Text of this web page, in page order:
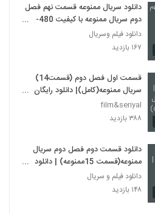
دانلود سریال ممنوعه قسمت نهم فصل
دوم سریال ممنوعه با کیفیت 480-
720-1080
دانلود فیلم وسریال
۱۶۷ بازدید
قسمت اول فصل دوم (قسمت14)
سریال ممنوعه(کامل)| دانلود رایگان
سریال ممنوعه (onlin)
film&seriyal
۳۸۸ بازدید
دانلود قسمت دوم فصل دوم سریال
ممنوعه(قسمت 15ممنوعه) | دانلود
قسمت 2 فصل 2 ممنوعه (online)
دانلود فیلم و سریال
۱۴۸ بازدید